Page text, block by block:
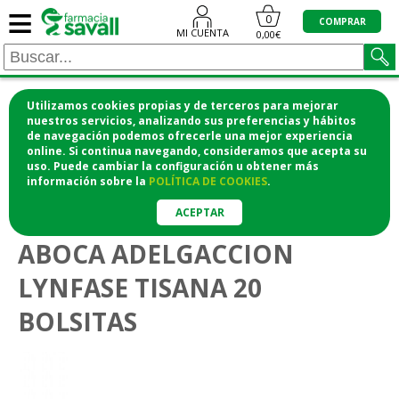
Utilizamos cookies propias y de terceros para mejorar
nuestros servicios, analizando sus preferencias y hábitos
de navegación podemos ofrecerle una mejor experiencia
online. Si continua navegando, consideramos que acepta su
uso. Puede cambiar la configuración u obtener más
información sobre la POLÍTICA DE COOKIES.
ACEPTAR
≡ MI CUENTA
0
0,00€
COMPRAR
¡COMPRA CÓMODAMENTE DESDE CASA Y RECOGE
EN LA FARMACIA!
o si lo prefieres te lo mandamos a casa
> Dietética > Reguladores y drenantes
ABOCA ADELGACCION
LYNFASE TISANA 20
BOLSITAS